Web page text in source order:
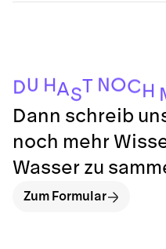
DU HAST N OCH
Dann schreib
noch mehr
Wasser zu
Zum Formular